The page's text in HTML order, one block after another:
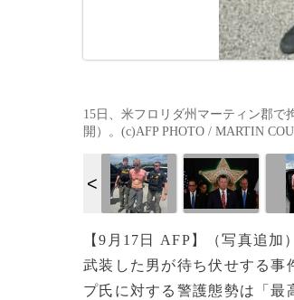
15日、米フロリダ州マーティン郡で
開）。(c)AFP PHOTO / MARTIN
【9月17日 AFP】（写真追
武装した男が待ち伏せする事
プ氏に対する警護態勢は「最